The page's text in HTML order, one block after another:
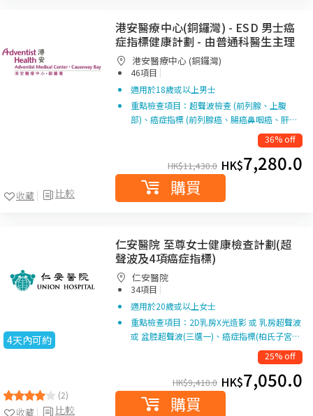
比較
收藏
港安醫療中心(銅鑼灣) - ESD 男士癌
症指標健康計劃 - 由普通科醫生主理
港安醫療中心 (銅鑼灣)
46項目 |
適用於18歲或以上男士
重點檢查項目：超聲波檢查 (前列腺、上腹
部)、癌症指標 (前列腺癌、腸癌鼻咽癌、肝…
36% off
HK$11,430.0 HK$7,280.0
購買
4天內可約
(2)
比較
收藏
仁安醫院 至尊女士健康檢查計劃(超
聲波及4項癌症指標)
仁安醫院
34項目 |
適用於20歲或以上女士
重點檢查項目：2D乳房X光造影 或 乳房超聲波
或 盆腔超聲波(三選一)、癌症指標(柏氏子宮…
25% off
HK$9,410.0 HK$7,050.0
購買